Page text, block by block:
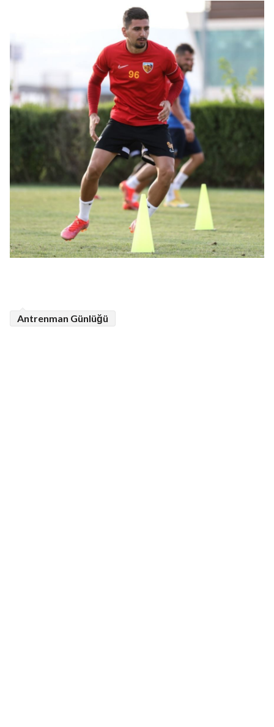
Antrenman Günlüğü